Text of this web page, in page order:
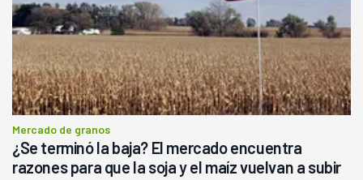
Mercado de granos
¿Se terminó la baja? El mercado encuentra
razones para que la soja y el maíz vuelvan a subir